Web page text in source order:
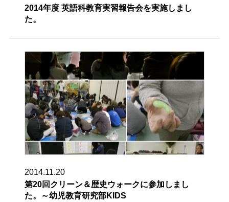
2014年度 英語科教育実習報告会を実施しまし
た。
2014.11.20
第20回クリーン＆歴史ウォークに参加しまし
た。～幼児教育研究部KIDS